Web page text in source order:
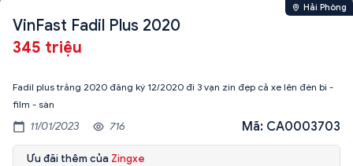
Hải Phòng
VinFast Fadil Plus 2020
345 triệu
Fadil plus trắng 2020 đăng ký 12/2020 đi 3 vạn zin đẹp cả xe lên đèn bi -
film - sàn
11/01/2023 716 Mã: CA0003703
Ưu đãi thêm của Zingxe